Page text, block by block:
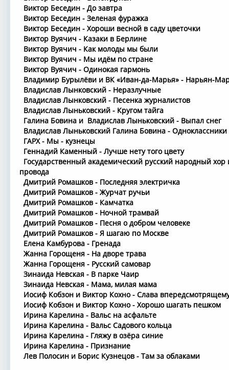
Виктор Беседин - До завтра
Виктор Беседин - Зеленая фуражка
Виктор Беседин - Хороши весной в саду цветочки
Виктор Вуячич - Казаки в Берлине
Виктор Вуячич - Как молоды мы были
Виктор Вуячич - Мы идём по стране
Виктор Вуячич - Одинокая гармонь
Владимир Бурылёви и ВК «Иван-да-Марья» - Нарьян-
Владислав Лынковский - Неразлучные
Владислав Лынковский - Песенка журналистов
Владислав Лыньковский - Кругом тайга
Галина Бовина и Владислав Лыньковский - Выпал снег
Владислав Лыньковский Галина Бовина - Одноклассники
ГАРХ - Мы - кузнецы
Геннадий Каменный - Лучше нету того цвету
Государственный академический русский народный хор
провода
Дмитрий Ромашков - Последняя электричка
Дмитрий Ромашков - Журчат ручьи
Дмитрий Ромашков - Камчатка
Дмитрий Ромашков - Ночной трамвай
Дмитрий Ромашков - Песня о добром человеке
Дмитрий Ромашков - Я шагаю по Москве
Елена Камбурова - Гренада
Жанна Горощеня - На дворе трава
Жанна Горощеня - Русский самовар
Зинаида Невская - В парке Чаир
Зинаида Невская - Мама, милая мама
Иосиф Кобзон и Виктор Кохно - Слава
Иосиф Кобзон и Виктор Кохно - Хорошо шагать пешком
Ирина Карелина - Вальс на асфальте
Ирина Карелина - Вальс Садового кольца
Ирина Карелина - Гляжу в озёра синие
Ирина Карелина - Признание
Лев Полосин и Борис Кузнецов - Там за облаками